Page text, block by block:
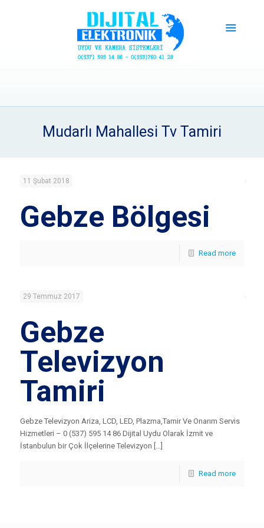
Mudarlı Mahallesi Tv Tamiri
11 Şubat 2018
Gebze Bölgesi
Read more
29 Temmuz 2017
Gebze
Televizyon
Tamiri
Gebze Televizyon Ariza, LCD, LED, Plazma,Tamir Ve Onarım Servis
Hizmetleri – 0 (537) 595 14 86 Dijital Uydu Olarak İzmit ve
İstanbulun bir Çok İlçelerine Televizyon […]
Read more